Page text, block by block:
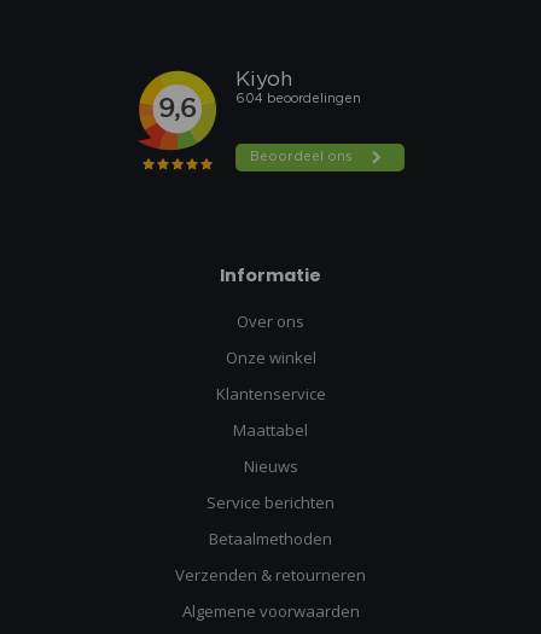
Informatie
Over ons
Onze winkel
Klantenservice
Maattabel
Nieuws
Service berichten
Betaalmethoden
Verzenden & retourneren
Algemene voorwaarden